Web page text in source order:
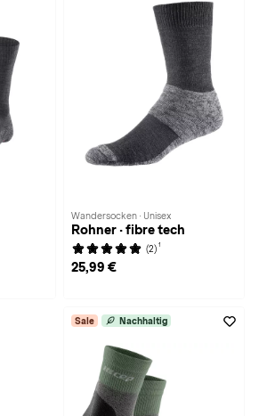
Wandersocken · Unisex
Rohner · fibre tech
(2) 1
25,99 €
Sale Nachhaltig